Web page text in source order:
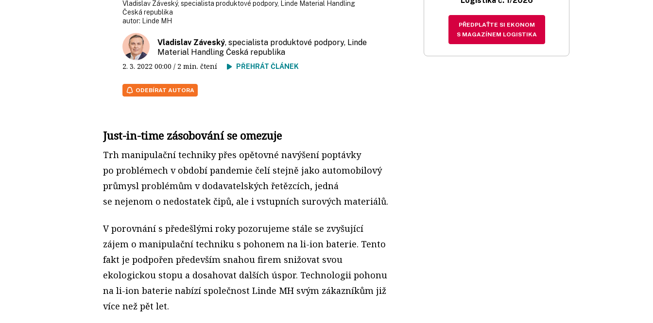
Vladislav Záveský, specialista produktové podpory, Linde Material Handling
Česká republika
autor: Linde MH
Vladislav Záveský, specialista produktové podpory, Linde
Material Handling Česká republika
2. 3. 2022 00:00 / 2 min. čtení PŘEHRÁT ČLÁNEK
ODEBÍRAT AUTORA
Just-in-time zásobování se omezuje
Trh manipulační techniky přes opětovné navýšení poptávky
po problémech v období pandemie čelí stejně jako automobilový
průmysl problémům v dodavatelských řetězcích, jedná
se nejenom o nedostatek čipů, ale i vstupních surových materiálů.
V porovnání s předešlými roky pozorujeme stále se zvyšující
zájem o manipulační techniku s pohonem na li-ion baterie. Tento
fakt je podpořen především snahou firem snižovat svou
ekologickou stopu a dosahovat dalších úspor. Technologii pohonu
na li-ion baterie nabízí společnost Linde MH svým zákazníkům již
více než pět let.
PŘEDPLAŤTE SI EKONOM
S MAGAZÍNEM LOGISTIKA